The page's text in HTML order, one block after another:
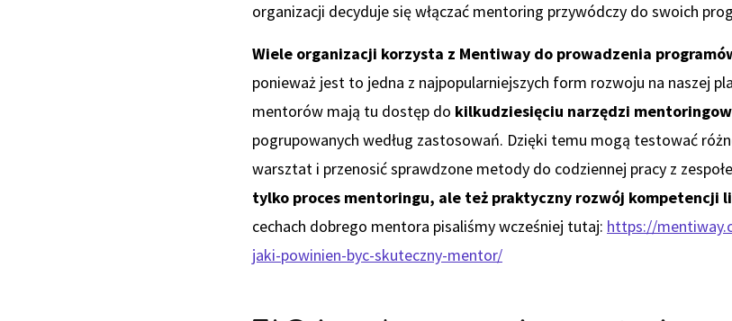
organizacji decyduje się włączać mentoring przywódczy do swoich
Wiele organizacji korzysta z Mentiway do prowadzenia
ponieważ jest to jedna z najpopularniejszych form rozwoju na naszej
mentorów mają tu dostęp do kilkudziesięciu narzędzi
pogrupowanych według zastosowań. Dzięki temu mogą testować
warsztat i przenosić sprawdzone metody do codziennej pracy z
tylko proces mentoringu, ale też praktyczny rozwój kompetencji
cechach dobrego mentora pisaliśmy wcześniej tutaj: https://
jaki-powinien-byc-skuteczny-mentor/